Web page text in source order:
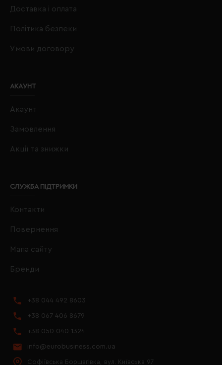
Доставка і оплата
Політика безпеки
Умови договору
АКАУНТ
Акаунт
Замовлення
Акції та знижки
СЛУЖБА ПІДТРИМКИ
Контакти
Повернення
Мапа сайту
Бренди
+38 044 492 8603
+38 067 406 8679
+38 050 040 1324
info@eurobusiness.com.ua
Софіївська Борщагівка, вул. Київська 97